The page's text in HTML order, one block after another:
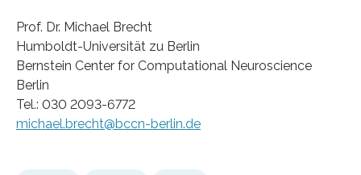
Prof. Dr. Michael Brecht
Humboldt-Universität zu Berlin
Bernstein Center for Computational Neuroscience
Berlin
Tel.: 030 2093-6772
michael.brecht@bccn-berlin.de